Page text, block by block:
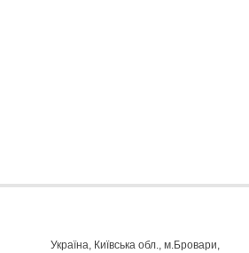
Україна, Київська обл., м.Бровари,